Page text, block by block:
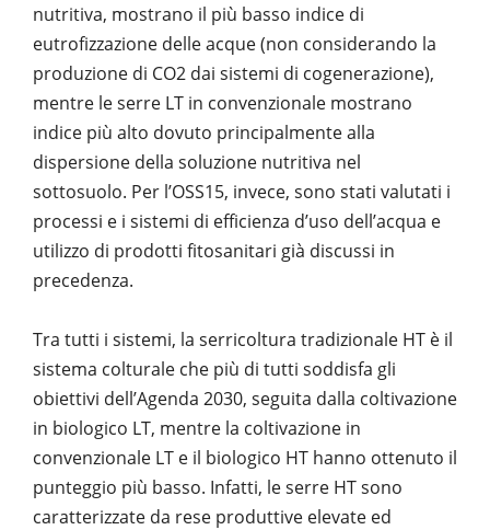
nutritiva, mostrano il più basso indice di
eutrofizzazione delle acque (non considerando la
produzione di CO2 dai sistemi di cogenerazione),
mentre le serre LT in convenzionale mostrano
indice più alto dovuto principalmente alla
dispersione della soluzione nutritiva nel
sottosuolo. Per l’OSS15, invece, sono stati valutati i
processi e i sistemi di efficienza d’uso dell’acqua e
utilizzo di prodotti fitosanitari già discussi in
precedenza.
Tra tutti i sistemi, la serricoltura tradizionale HT è il
sistema colturale che più di tutti soddisfa gli
obiettivi dell’Agenda 2030, seguita dalla coltivazione
in biologico LT, mentre la coltivazione in
convenzionale LT e il biologico HT hanno ottenuto il
punteggio più basso. Infatti, le serre HT sono
caratterizzate da rese produttive elevate ed